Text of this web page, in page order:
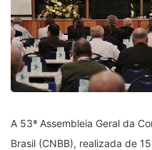
A 53ª Assembleia Geral da
Brasil (CNBB), realizada de